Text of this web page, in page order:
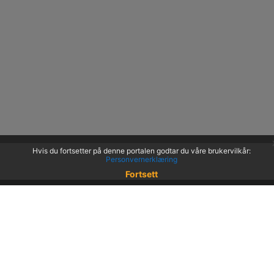
Hvis du fortsetter på denne portalen godtar du våre brukervilkår:
Personvernerklæring
Fortsett